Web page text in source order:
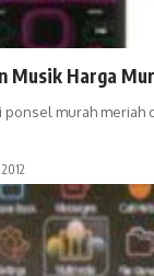
Musik Harga
ponsel murah meriah